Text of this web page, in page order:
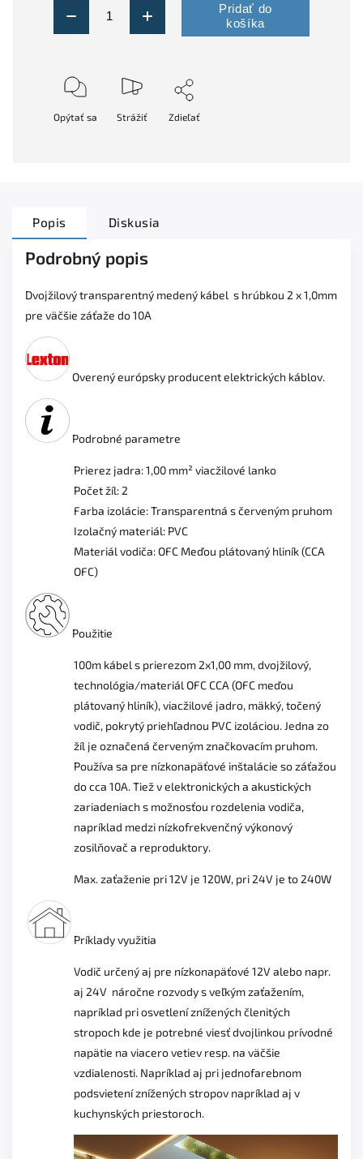
Pridať do
košíka
Opýtať sa Strážiť Zdieľať
Popis Diskusia
Podrobný popis
Dvojžilový transparentný medený kábel s hrúbkou 2 x 1,0mm
pre väčšie záťaže do 10A
Overený európsky producent elektrických káblov.
Podrobné parametre
Prierez jadra: 1,00 mm² viacžilové lanko
Počet žíl: 2
Farba izolácie: Transparentná s červeným pruhom
Izolačný materiál: PVC
Materiál vodiča: OFC Meďou plátovaný hliník (CCA
OFC)
Použitie
100m kábel s prierezom 2x1,00 mm, dvojžilový,
technológia/materiál OFC CCA (OFC meďou
plátovaný hliník), viacžilové jadro, mäkký, točený
vodič, pokrytý priehľadnou PVC izoláciou. Jedna zo
žíl je označená červeným značkovacím pruhom.
Používa sa pre nízkonapäťové inštalácie so záťažou
do cca 10A. Tiež v elektronických a akustických
zariadeniach s možnosťou rozdelenia vodiča,
napríklad medzi nízkofrekvenčný výkonový
zosilňovač a reproduktory.
Max. zaťaženie pri 12V je 120W, pri 24V je to 240W
Príklady využitia
Vodič určený aj pre nízkonapäťové 12V alebo napr.
aj 24V náročne rozvody s veľkým zaťažením,
napríklad pri osvetlení znížených členitých
stropoch kde je potrebné viesť dvojlinkou prívodné
napätie na viacero vetiev resp. na väčšie
vzdialenosti. Napríklad aj pri jednofarebnom
podsvietení znížených stropov napríklad aj v
kuchynských priestoroch.